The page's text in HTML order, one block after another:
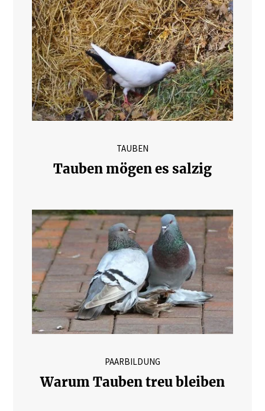
TAUBEN
Tauben mögen es salzig
PAARBILDUNG
Warum Tauben treu bleiben